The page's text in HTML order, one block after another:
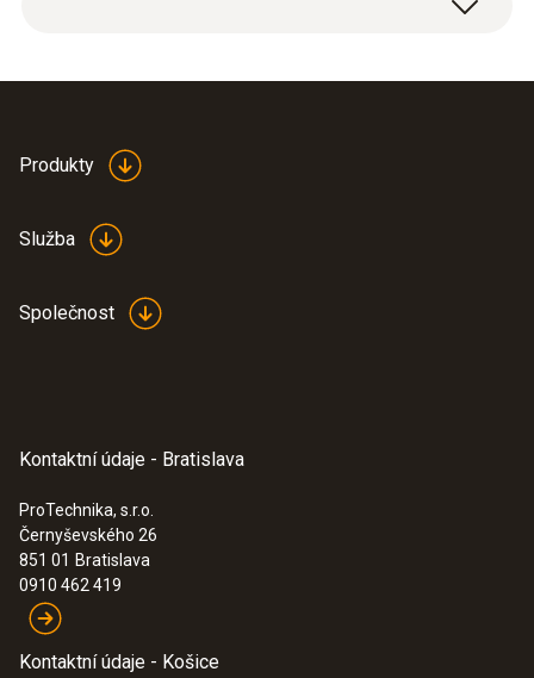
:0560 5210
testo 521-1 - testo 521-1, diferenčný
Produkty
Služba
Společnost
Kontaktní údaje - Bratislava
ProTechnika, s.r.o.
Černyševského 26
851 01 Bratislava
0910 462 419
Kontaktní údaje - Košice